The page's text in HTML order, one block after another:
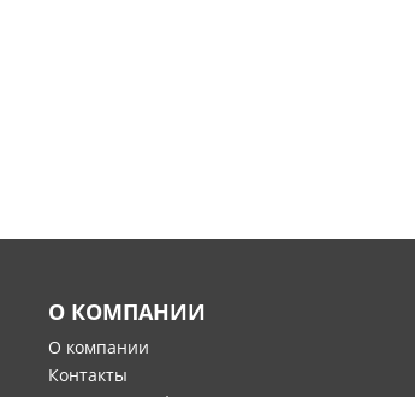
О КОМПАНИИ
О компании
Контакты